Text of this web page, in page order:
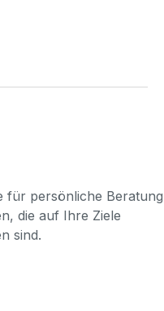
für persönliche Beratung
die auf Ihre Ziele
sind.